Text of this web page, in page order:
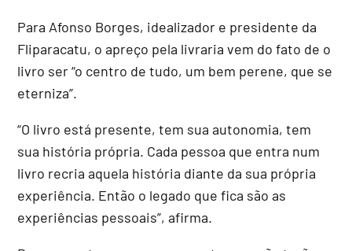
Para Afonso Borges, idealizador e presidente da
Fliparacatu, o apreço pela livraria vem do fato de o
livro ser “o centro de tudo, um bem perene, que se
eterniza”.
“O livro está presente, tem sua autonomia, tem
sua história própria. Cada pessoa que entra num
livro recria aquela história diante da sua própria
experiência. Então o legado que fica são as
experiências pessoais”, afirma.